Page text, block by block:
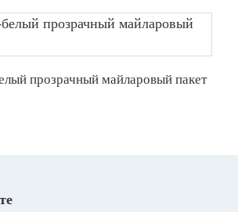
прозрачный майларовый пакет